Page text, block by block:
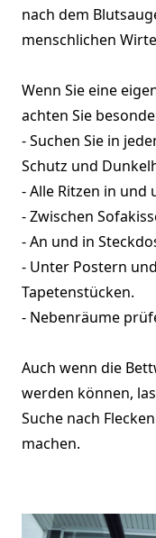
nach dem
menschlichen
Wenn Sie eine
achten Sie
- Suchen Sie in
Schutz und
- Alle Ritzen in und
- Zwischen
- An und in
- Unter Postern
Tapetenstücken.
- Nebenräume
Auch wenn die
werden können,
Suche nach
machen.